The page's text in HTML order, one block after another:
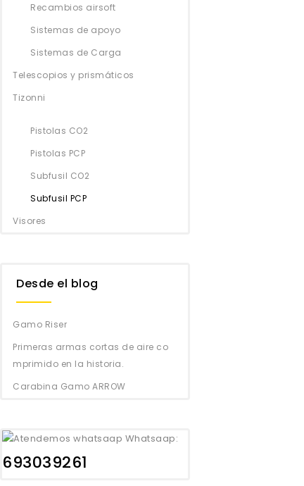
Recambios airsoft
Sistemas de apoyo
Sistemas de Carga
Telescopios y prismáticos
Tizonni
Pistolas CO2
Pistolas PCP
Subfusil CO2
Subfusil PCP
Visores
Desde el blog
Gamo Riser
Primeras armas cortas de aire co
mprimido en la historia.
Carabina Gamo ARROW
Whatsaap:
693039261